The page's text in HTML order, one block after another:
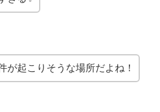
が起こりそうな場所だよね！